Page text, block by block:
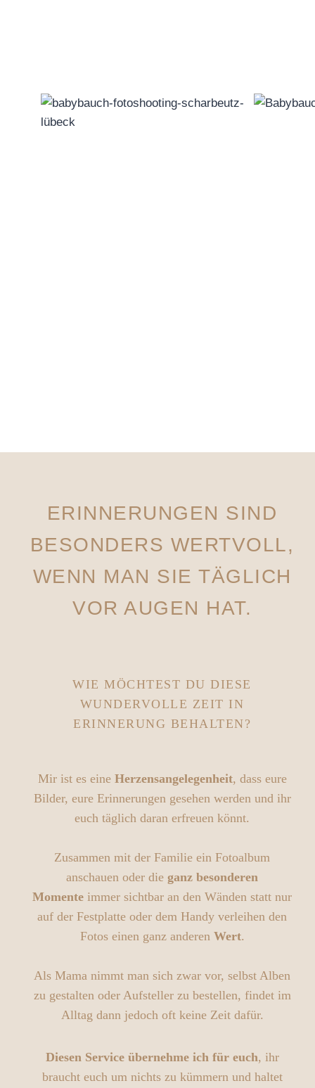
ERINNERUNGEN SIND
BESONDERS WERTVOLL,
WENN MAN SIE TÄGLICH
VOR AUGEN HAT.
WIE MÖCHTEST DU DIESE
WUNDERVOLLE ZEIT IN
ERINNERUNG BEHALTEN?
Mir ist es eine Herzensangelegenheit, dass eure
Bilder, eure Erinnerungen gesehen werden und ihr
euch täglich daran erfreuen könnt.
Zusammen mit der Familie ein Fotoalbum
anschauen oder die ganz besonderen
Momente immer sichtbar an den Wänden statt nur
auf der Festplatte oder dem Handy verleihen den
Fotos einen ganz anderen Wert.
Als Mama nimmt man sich zwar vor, selbst Alben
zu gestalten oder Aufsteller zu bestellen, findet im
Alltag dann jedoch oft keine Zeit dafür.
Diesen Service übernehme ich für euch, ihr
braucht euch um nichts zu kümmern und haltet